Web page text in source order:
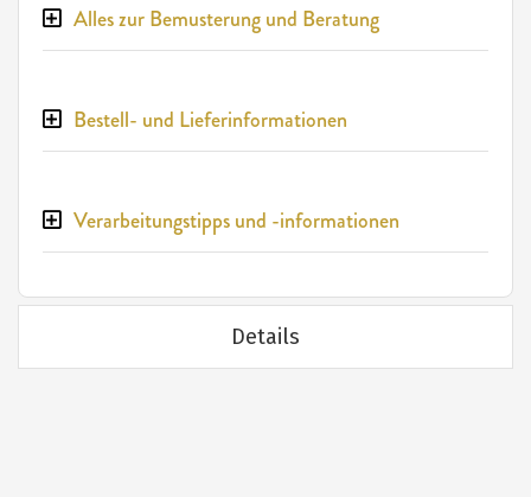
Alles zur Bemusterung und Beratung
Bestell- und Lieferinformationen
Verarbeitungstipps und -informationen
Details